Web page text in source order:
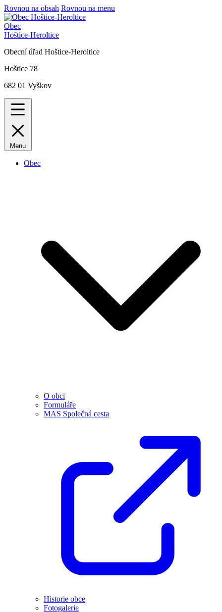
Rovnou na obsah Rovnou na menu
Obec
Hoštice-Heroltice
Obecní úřad Hoštice-Heroltice
Hoštice 78
682 01 Vyškov
Menu
Obec
O obci
Formuláře
MAS Společná cesta
Historie obce
Fotogalerie